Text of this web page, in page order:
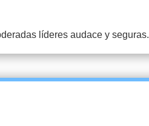
líderes audace y seguras.